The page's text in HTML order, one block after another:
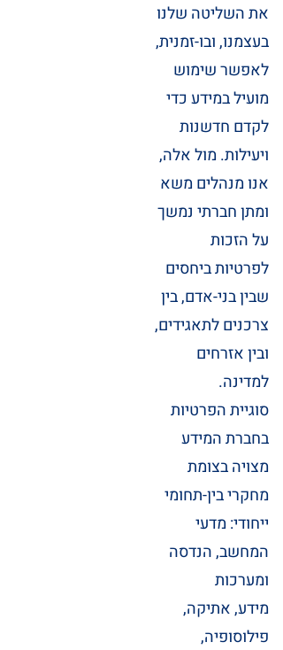
את השליטה שלנו
בעצמנו, ובו-זמנית,
לאפשר שימוש
מועיל במידע כדי
לקדם חדשנות
ויעילות. מול אלה,
אנו מנהלים משא
ומתן חברתי נמשך
על הזכות
לפרטיות ביחסים
שבין בני-אדם, בין
צרכנים לתאגידים,
ובין אזרחים
למדינה.
סוגיית הפרטיות
בחברת המידע
מצויה בצומת
מחקרי בין-תחומי
ייחודי: מדעי
המחשב, הנדסה
ומערכות
מידע, אתיקה,
פילוסופיה,